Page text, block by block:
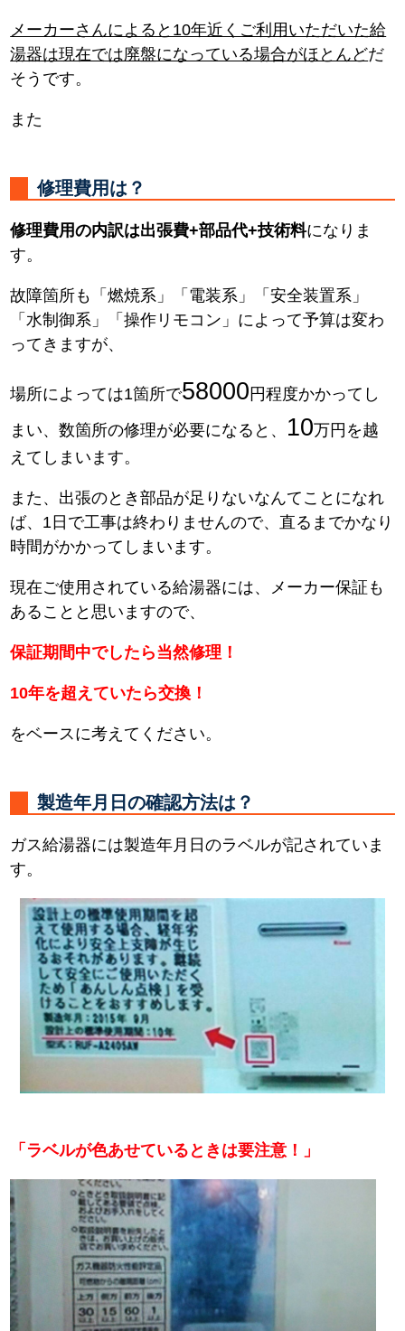
メーカーさんによると10年近くご利用いただいた給
湯器は現在では廃盤になっている場合がほとんどだ
そうです。
また
修理費用は？
修理費用の内訳は出張費+部品代+技術料になりま
す。
故障箇所も「燃焼系」「電装系」「安全装置系」
「水制御系」「操作リモコン」によって予算は変わ
ってきますが、
場所によっては1箇所で58000 円程度かかってし
まい、数箇所の修理が必要になると、 10万円を越
えてしまいます。
また、出張のとき部品が足りないなんてことになれ
ば、1日で工事は終わりませんので、直るまでかなり
時間がかかってしまいます。
現在ご使用されている給湯器には、メーカー保証も
あることと思いますので、
保証期間中でしたら当然修理！
10年を超えていたら交換！
をベースに考えてください。
製造年月日の確認方法は？
ガス給湯器には製造年月日のラベルが記されていま
す。
「ラベルが色あせているときは要注意！」